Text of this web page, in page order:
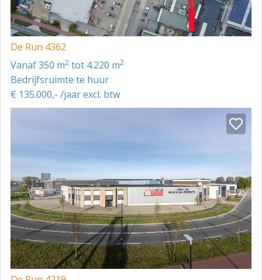
De Run 4362
vanaf 350 m2 tot 4.220 m2
Bedrijfsruimte te huur
€ 135.000,- /jaar excl. btw